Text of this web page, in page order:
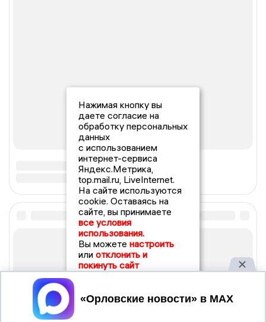
Нажимая кнопку вы
даете согласие на
обработку персональных
данных
с использованием
интернет-сервиса
Яндекс.Метрика,
top.mail.ru, LiveInternet.
На сайте используются
cookie. Оставаясь на
сайте, вы принимаете
все условия
использования.
Вы можете настроить
или отклонить и
покинуть сайт
Принять